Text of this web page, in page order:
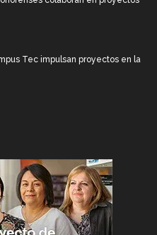
Tec impulsan proyectos en la